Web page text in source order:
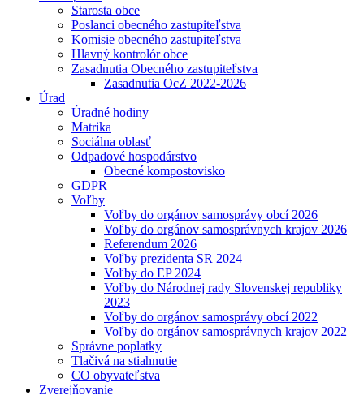
Starosta obce
Poslanci obecného zastupiteľstva
Komisie obecného zastupiteľstva
Hlavný kontrolór obce
Zasadnutia Obecného zastupiteľstva
Zasadnutia OcZ 2022-2026
Úrad
Úradné hodiny
Matrika
Sociálna oblasť
Odpadové hospodárstvo
Obecné kompostovisko
GDPR
Voľby
Voľby do orgánov samosprávy obcí 2026
Voľby do orgánov samosprávnych krajov 2026
Referendum 2026
Voľby prezidenta SR 2024
Voľby do EP 2024
Voľby do Národnej rady Slovenskej republiky
2023
Voľby do orgánov samosprávy obcí 2022
Voľby do orgánov samosprávnych krajov 2022
Správne poplatky
Tlačivá na stiahnutie
CO obyvateľstva
Zverejňovanie